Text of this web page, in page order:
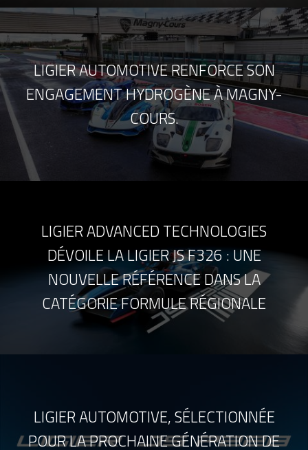
LIGIER AUTOMOTIVE RENFORCE SON
ENGAGEMENT HYDROGÈNE À MAGNY-
COURS.
LIGIER ADVANCED TECHNOLOGIES
DÉVOILE LA LIGIER JS F326 : UNE
NOUVELLE RÉFÉRENCE DANS LA
CATÉGORIE FORMULE RÉGIONALE
LIGIER AUTOMOTIVE, SÉLECTIONNÉE
POUR LA PROCHAINE GÉNÉRATION DE